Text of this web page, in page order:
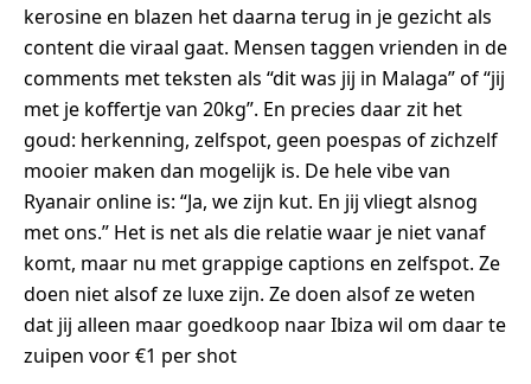
kerosine en blazen het daarna terug in je gezicht als
content die viraal gaat. Mensen taggen vrienden in de
comments met teksten als “dit was jij in Malaga” of “jij
met je koffertje van 20kg”. En precies daar zit het
goud: herkenning, zelfspot, geen poespas of zichzelf
mooier maken dan mogelijk is. De hele vibe van
Ryanair online is: “Ja, we zijn kut. En jij vliegt alsnog
met ons.” Het is net als die relatie waar je niet vanaf
komt, maar nu met grappige captions en zelfspot. Ze
doen niet alsof ze luxe zijn. Ze doen alsof ze weten
dat jij alleen maar goedkoop naar Ibiza wil om daar te
zuipen voor €1 per shot